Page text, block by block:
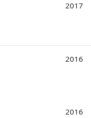
2017
2016
2016